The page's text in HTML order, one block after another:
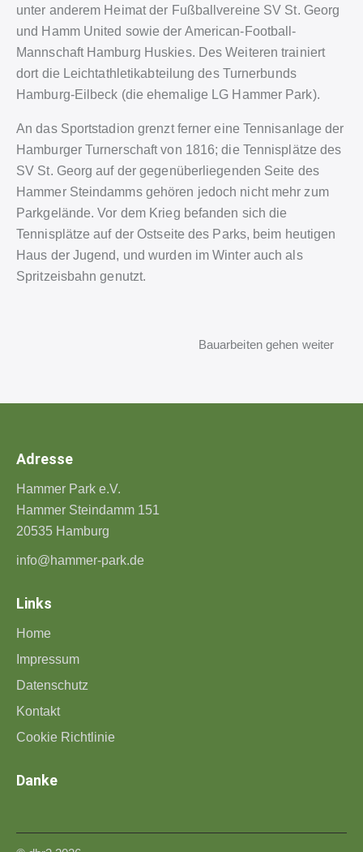
unter anderem Heimat der Fußballvereine SV St. Georg
und Hamm United sowie der American-Football-
Mannschaft Hamburg Huskies. Des Weiteren trainiert
dort die Leichtathletikabteilung des Turnerbunds
Hamburg-Eilbeck (die ehemalige LG Hammer Park).
An das Sportstadion grenzt ferner eine Tennisanlage der
Hamburger Turnerschaft von 1816; die Tennisplätze des
SV St. Georg auf der gegenüberliegenden Seite des
Hammer Steindamms gehören jedoch nicht mehr zum
Parkgelände. Vor dem Krieg befanden sich die
Tennisplätze auf der Ostseite des Parks, beim heutigen
Haus der Jugend, und wurden im Winter auch als
Spritzeisbahn genutzt.
Bauarbeiten gehen weiter
Adresse
Hammer Park e.V.
Hammer Steindamm 151
20535 Hamburg
info@hammer-park.de
Links
Home
Impressum
Datenschutz
Kontakt
Cookie Richtlinie
Danke